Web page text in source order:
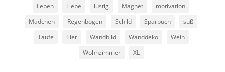
Leben
Liebe lustig Magnet
motivation
Mädchen
Regenbogen Schild Sparbuch
süß
Taufe
Tier Wandbild Wanddeko
Wein
Wohnzimmer
XL